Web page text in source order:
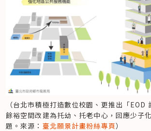
（台北市積極打造數位校園、更推出「EOD
餘裕空間改建為托幼、托老中心，回應少子
題。來源： 臺北願景計畫粉絲專頁）